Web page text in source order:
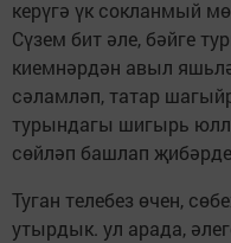
керүгә үк сокланмый
Сүзем бит әле, бәйге
киемнәрдән авыл
сәламләп, татар
турындагы шигырь
сөйләп башлап
Туган телебез өчен,
утырдык. ул арада,